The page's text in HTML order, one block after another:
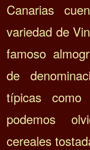
Canarias
variedad de
famoso
de
típicas
podemos
cereales